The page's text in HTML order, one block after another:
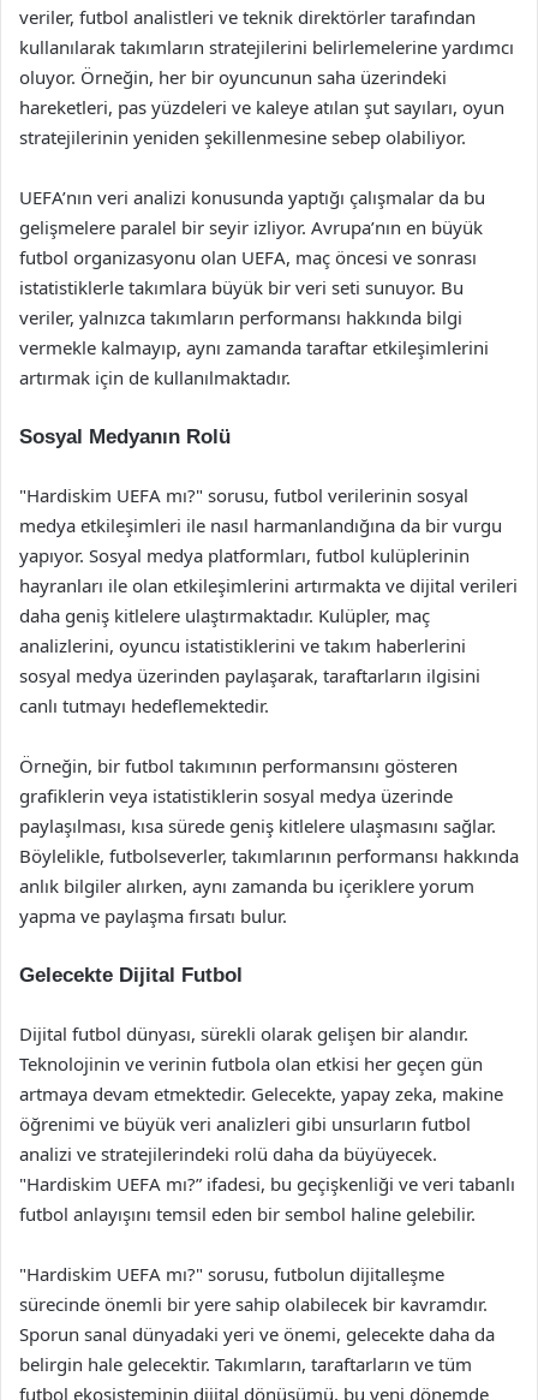
veriler, futbol analistleri ve teknik direktörler tarafından
kullanılarak takımların stratejilerini belirlemelerine yardımcı
oluyor. Örneğin, her bir oyuncunun saha üzerindeki
hareketleri, pas yüzdeleri ve kaleye atılan şut sayıları, oyun
stratejilerinin yeniden şekillenmesine sebep olabiliyor.
UEFA’nın veri analizi konusunda yaptığı çalışmalar da bu
gelişmelere paralel bir seyir izliyor. Avrupa’nın en büyük
futbol organizasyonu olan UEFA, maç öncesi ve sonrası
istatistiklerle takımlara büyük bir veri seti sunuyor. Bu
veriler, yalnızca takımların performansı hakkında bilgi
vermekle kalmayıp, aynı zamanda taraftar etkileşimlerini
artırmak için de kullanılmaktadır.
Sosyal Medyanın Rolü
"Hardiskim UEFA mı?" sorusu, futbol verilerinin sosyal
medya etkileşimleri ile nasıl harmanlandığına da bir vurgu
yapıyor. Sosyal medya platformları, futbol kulüplerinin
hayranları ile olan etkileşimlerini artırmakta ve dijital verileri
daha geniş kitlelere ulaştırmaktadır. Kulüpler, maç
analizlerini, oyuncu istatistiklerini ve takım haberlerini
sosyal medya üzerinden paylaşarak, taraftarların ilgisini
canlı tutmayı hedeflemektedir.
Örneğin, bir futbol takımının performansını gösteren
grafiklerin veya istatistiklerin sosyal medya üzerinde
paylaşılması, kısa sürede geniş kitlelere ulaşmasını sağlar.
Böylelikle, futbolseverler, takımlarının performansı hakkında
anlık bilgiler alırken, aynı zamanda bu içeriklere yorum
yapma ve paylaşma fırsatı bulur.
Gelecekte Dijital Futbol
Dijital futbol dünyası, sürekli olarak gelişen bir alandır.
Teknolojinin ve verinin futbola olan etkisi her geçen gün
artmaya devam etmektedir. Gelecekte, yapay zeka, makine
öğrenimi ve büyük veri analizleri gibi unsurların futbol
analizi ve stratejilerindeki rolü daha da büyüyecek.
"Hardiskim UEFA mı?” ifadesi, bu geçişkenliği ve veri tabanlı
futbol anlayışını temsil eden bir sembol haline gelebilir.
"Hardiskim UEFA mı?" sorusu, futbolun dijitalleşme
sürecinde önemli bir yere sahip olabilecek bir kavramdır.
Sporun sanal dünyadaki yeri ve önemi, gelecekte daha da
belirgin hale gelecektir. Takımların, taraftarların ve tüm
futbol ekosisteminin dijital dönüşümü, bu yeni dönemde